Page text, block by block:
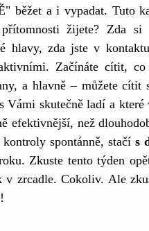
běžet a i vypadat. Tuto
žijete? Zda si
hlavy, zda jste v
Začínáte cítit,
a hlavně – můžete
Vámi skutečně ladí a
efektivnější, než
spontánně, stačí s
Zkuste tento týden
v zrcadle. Cokoliv. Ale